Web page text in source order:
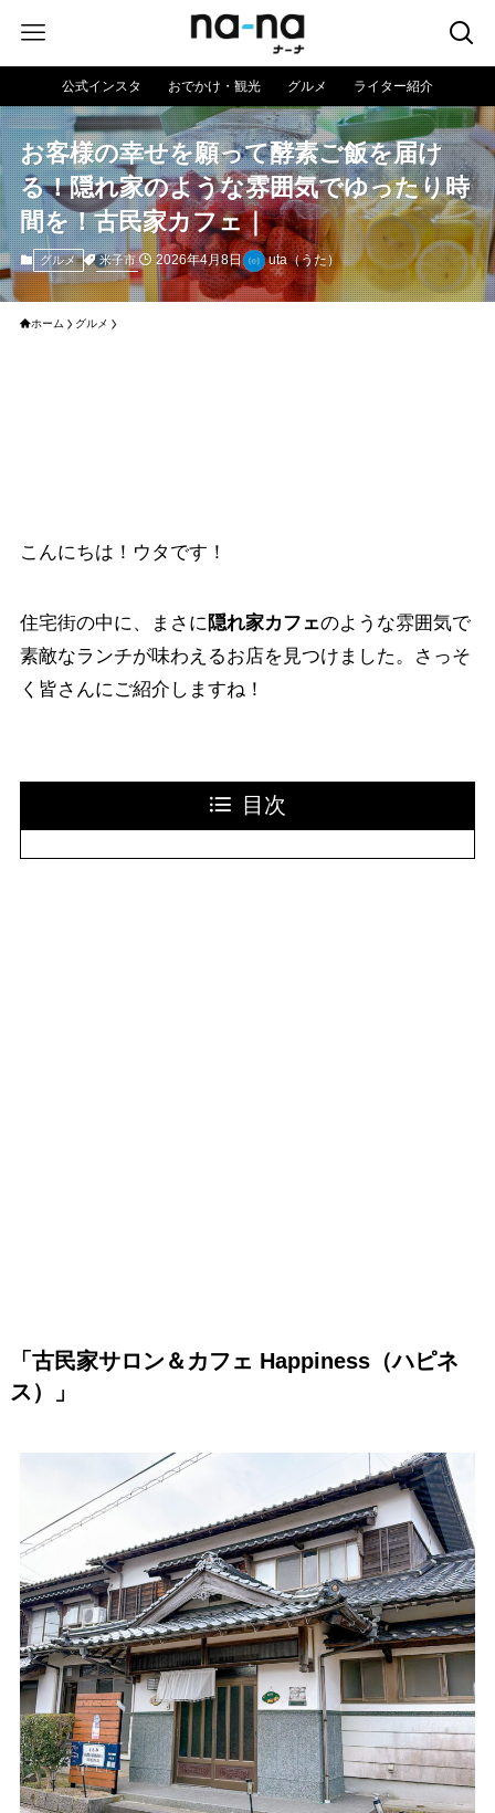
公式インスタ おでかけ・観光 グルメ ライター紹介
お客様の幸せを願って酵素ご飯を届け
る！隠れ家のような雰囲気でゆったり時
間を！古民家カフェ｜
グルメ 米子市 2026年4月8日 uta（うた）
ホーム グルメ
こんにちは！ウタです！
住宅街の中に、まさに 隠れ家カフェのような雰囲気で
素敵なランチが味わえるお店を見つけました。さっそ
く皆さんにご紹介しますね！
目次
「古民家サロン＆カフェ Happiness（ハピネ
ス）」